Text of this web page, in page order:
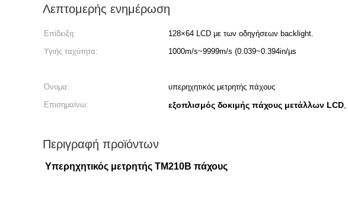
Λεπτομερής ενημέρωση
Επίδειξη: 128×64 LCD με των οδηγήσεων backlight.
Υγιής ταχύτητα:
1000m/s~9999m/s (0.039~0.394in/µs
Όνομα:
υπερηχητικός μετρητής πάχους
Επισημαίνω:
εξοπλισμός δοκιμής πάχους μετάλλων LCD,
Περιγραφή προϊόντων
Υπερηχητικός μετρητής TM210B πάχους